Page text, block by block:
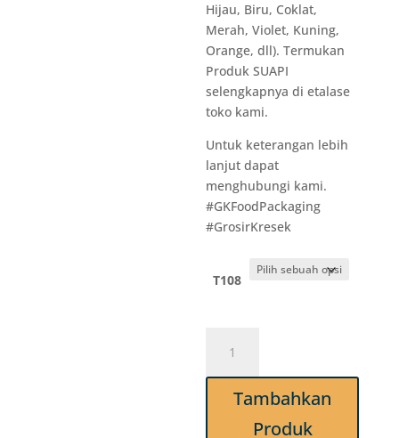
Hijau, Biru, Coklat,
Merah, Violet, Kuning,
Orange, dll). Termukan
Produk SUAPI
selengkapnya di etalase
toko kami.
Untuk keterangan lebih
lanjut dapat
menghubungi kami.
#GKFoodPackaging
#GrosirKresek
T108
T108
Garpu
MakanTambahkan
Produk